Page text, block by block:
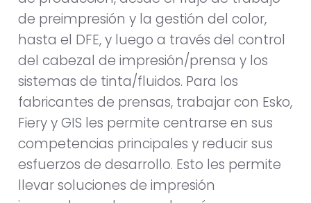
de preimpresión y la gestión del color,
hasta el DFE, y luego a través del control
del cabezal de impresión/prensa y los
sistemas de tinta/fluidos. Para los
fabricantes de prensas, trabajar con Esko,
Fiery y GIS les permite centrarse en sus
competencias principales y reducir sus
esfuerzos de desarrollo. Esto les permite
llevar soluciones de impresión